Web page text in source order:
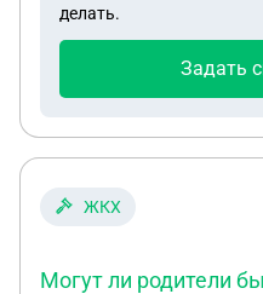
делать.
Задать
ЖКХ
Могут ли родители